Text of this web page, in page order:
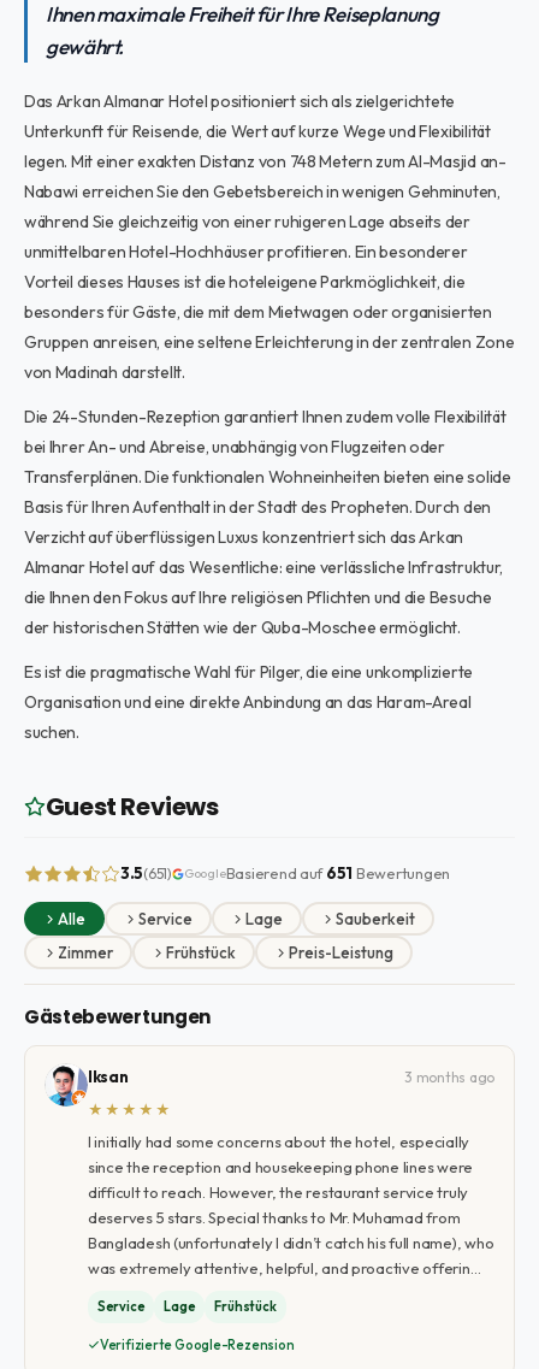
Ihnen maximale Freiheit für Ihre Reiseplanung
gewährt.
Das Arkan Almanar Hotel positioniert sich als zielgerichtete
Unterkunft für Reisende, die Wert auf kurze Wege und Flexibilität
legen. Mit einer exakten Distanz von 748 Metern zum Al-Masjid an-
Nabawi erreichen Sie den Gebetsbereich in wenigen Gehminuten,
während Sie gleichzeitig von einer ruhigeren Lage abseits der
unmittelbaren Hotel-Hochhäuser profitieren. Ein besonderer
Vorteil dieses Hauses ist die hoteleigene Parkmöglichkeit, die
besonders für Gäste, die mit dem Mietwagen oder organisierten
Gruppen anreisen, eine seltene Erleichterung in der zentralen Zone
von Madinah darstellt.
Die 24-Stunden-Rezeption garantiert Ihnen zudem volle Flexibilität
bei Ihrer An- und Abreise, unabhängig von Flugzeiten oder
Transferplänen. Die funktionalen Wohneinheiten bieten eine solide
Basis für Ihren Aufenthalt in der Stadt des Propheten. Durch den
Verzicht auf überflüssigen Luxus konzentriert sich das Arkan
Almanar Hotel auf das Wesentliche: eine verlässliche Infrastruktur,
die Ihnen den Fokus auf Ihre religiösen Pflichten und die Besuche
der historischen Stätten wie der Quba-Moschee ermöglicht.
Es ist die pragmatische Wahl für Pilger, die eine unkomplizierte
Organisation und eine direkte Anbindung an das Haram-Areal
suchen.
Guest Reviews
3.5(651) GoogleBasierend auf651 Bewertungen
Alle Service Lage
Sauberkeit
Zimmer
Frühstück Preis-Leistung
Gästebewertungen
Iksan
3 months ago
★★★★★
I initially had some concerns about the hotel, especially
since the reception and housekeeping phone lines were
difficult to reach. However, the restaurant service truly
deserves 5 stars. Special thanks to Mr. Muhamad from
Bangladesh (unfortunately I didn’t catch his full name), who
was extremely attentive, helpful, and proactive offerin…
Service Lage Frühstück
Verifizierte Google-Rezension